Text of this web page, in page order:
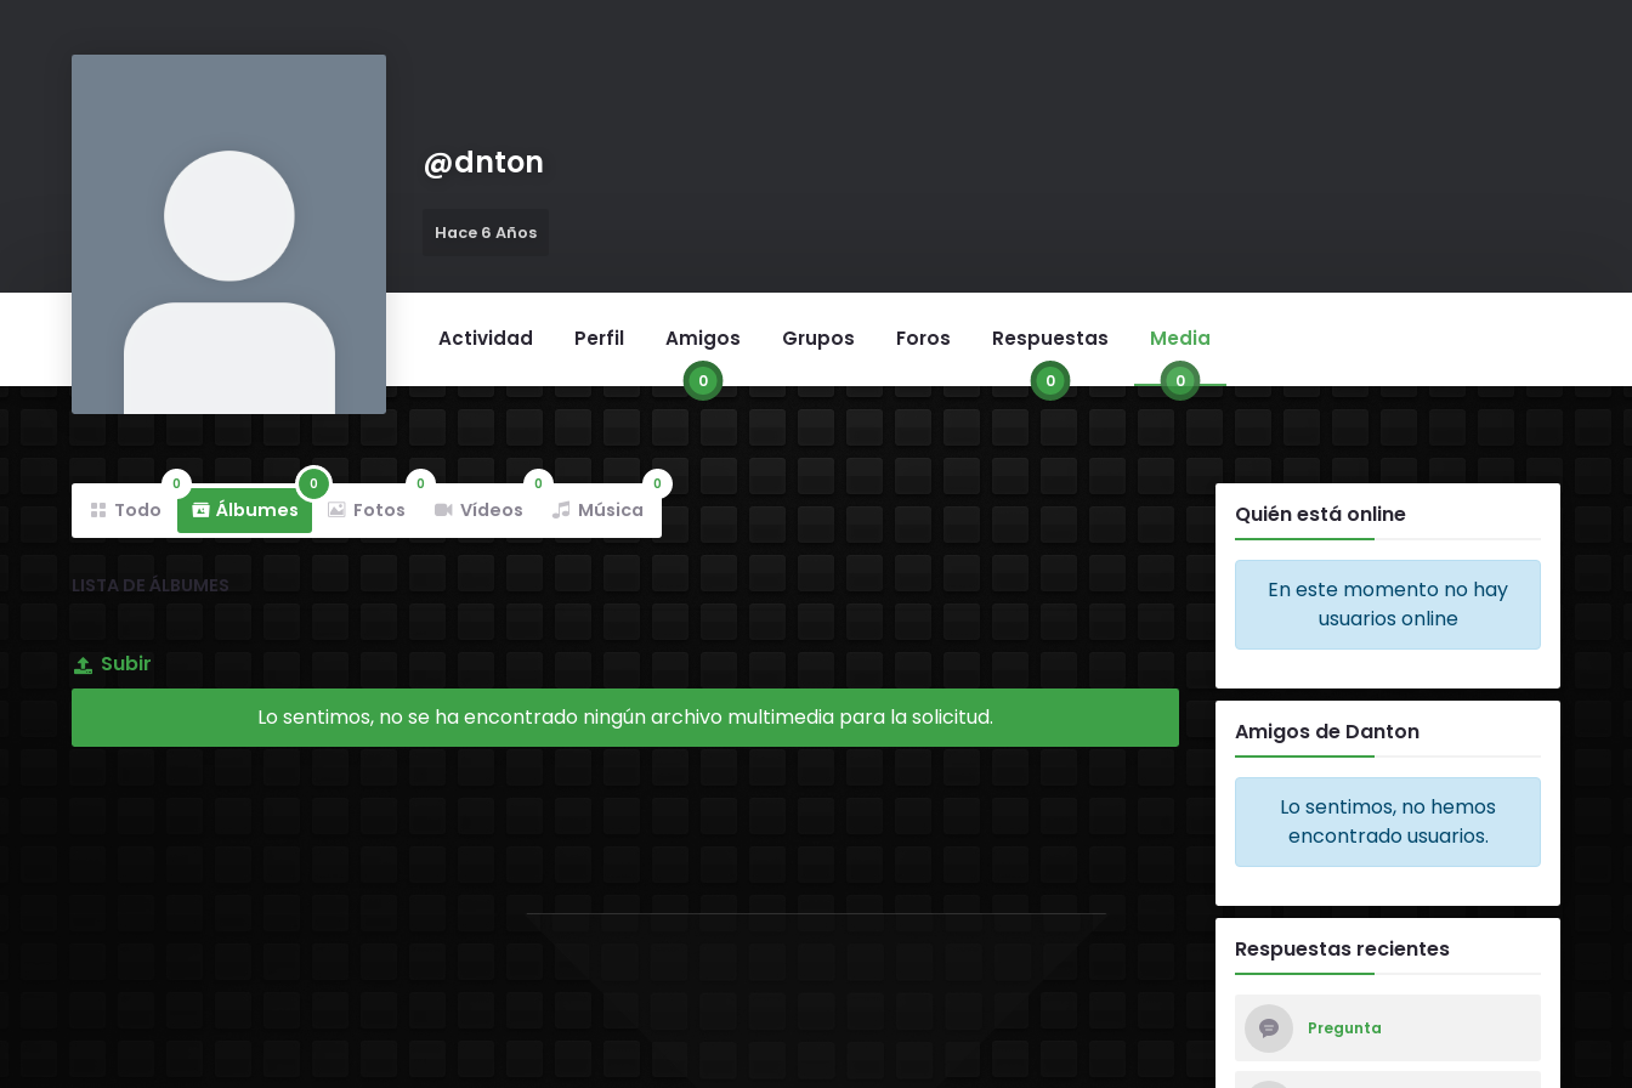
@dnton
Hace 6 Años
Actividad Perfil Amigos
0
Grupos Foros Respuestas
0
Media
0
Todo
0
Álbumes
0
Fotos
0
Vídeos
0
Música
0
LISTA DE ÁLBUMES
Subir
Lo sentimos, no se ha encontrado ningún archivo multimedia para la solicitud.
Quién está online
En este momento no hay
usuarios online
Amigos de Danton
Lo sentimos, no hemos
encontrado usuarios.
Respuestas recientes
Pregunta